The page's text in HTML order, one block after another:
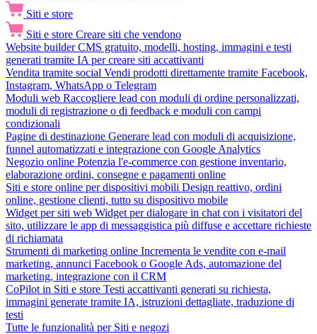
Siti e store
Siti e store Creare siti che vendono
Website builder CMS gratuito, modelli, hosting, immagini e testi
generati tramite IA per creare siti accattivanti
Vendita tramite social Vendi prodotti direttamente tramite Facebook,
Instagram, WhatsApp o Telegram
Moduli web Raccogliere lead con moduli di ordine personalizzati,
moduli di registrazione o di feedback e moduli con campi
condizionali
Pagine di destinazione Generare lead con moduli di acquisizione,
funnel automatizzati e integrazione con Google Analytics
Negozio online Potenzia l'e-commerce con gestione inventario,
elaborazione ordini, consegne e pagamenti online
Siti e store online per dispositivi mobili Design reattivo, ordini
online, gestione clienti, tutto su dispositivo mobile
Widget per siti web Widget per dialogare in chat con i visitatori del
sito, utilizzare le app di messaggistica più diffuse e accettare richieste
di richiamata
Strumenti di marketing online Incrementa le vendite con e-mail
marketing, annunci Facebook o Google Ads, automazione del
marketing, integrazione con il CRM
CoPilot in Siti e store Testi accattivanti generati su richiesta,
immagini generate tramite IA, istruzioni dettagliate, traduzione di
testi
Tutte le funzionalità per Siti e negozi